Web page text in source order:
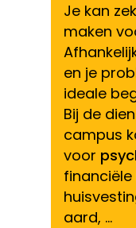
Je kan
maken
en je
ideale
Bij de
campus
voor
aard, …